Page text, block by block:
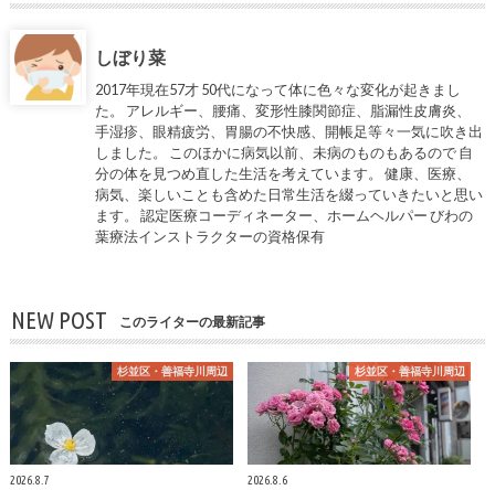
しぼり菜
2017年現在57才 50代になって体に色々な変化が起きまし
た。 アレルギー、腰痛、変形性膝関節症、脂漏性皮膚炎、
手湿疹、眼精疲労、胃腸の不快感、開帳足等々一気に吹き出
しました。 このほかに病気以前、未病のものもあるので 自
分の体を見つめ直した生活を考えています。 健康、医療、
病気、楽しいことも含めた日常生活を綴っていきたいと思い
ます。 認定医療コーディネーター、ホームヘルパー びわの
葉療法インストラクターの資格保有
NEW POST このライターの最新記事
杉並区・善福寺川周辺
2026.8.7
杉並区・善福寺川周辺
2026.8.6